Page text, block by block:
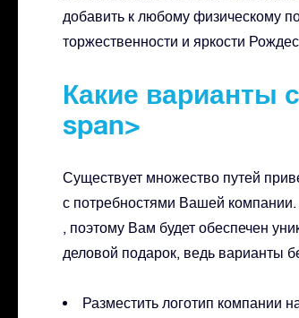
добавить к любому физическому
торжественности и яркости
Какие варианты
span>
Существует множество путей
с потребностями Вашей
, поэтому Вам будет обеспечен
деловой подарок, ведь варианты
Разместить логотип компании